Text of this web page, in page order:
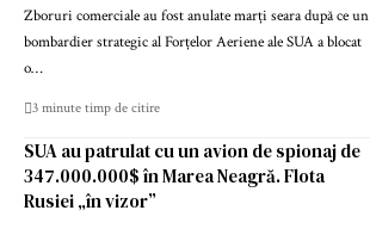
Zboruri comerciale au fost anulate marți seara după ce un
bombardier strategic al Forțelor Aeriene ale SUA a blocat
o…
3 minute timp de citire
SUA au patrulat cu un avion de spionaj de
347.000.000$ în Marea Neagră. Flota
Rusiei „în vizor”